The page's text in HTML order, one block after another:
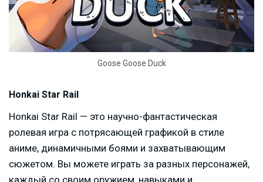
Goose Goose Duck
Honkai Star Rail
Honkai Star Rail — это научно-фантастическая
ролевая игра с потрясающей графикой в стиле
аниме, динамичными боями и захватывающим
сюжетом. Вы можете играть за разных персонажей,